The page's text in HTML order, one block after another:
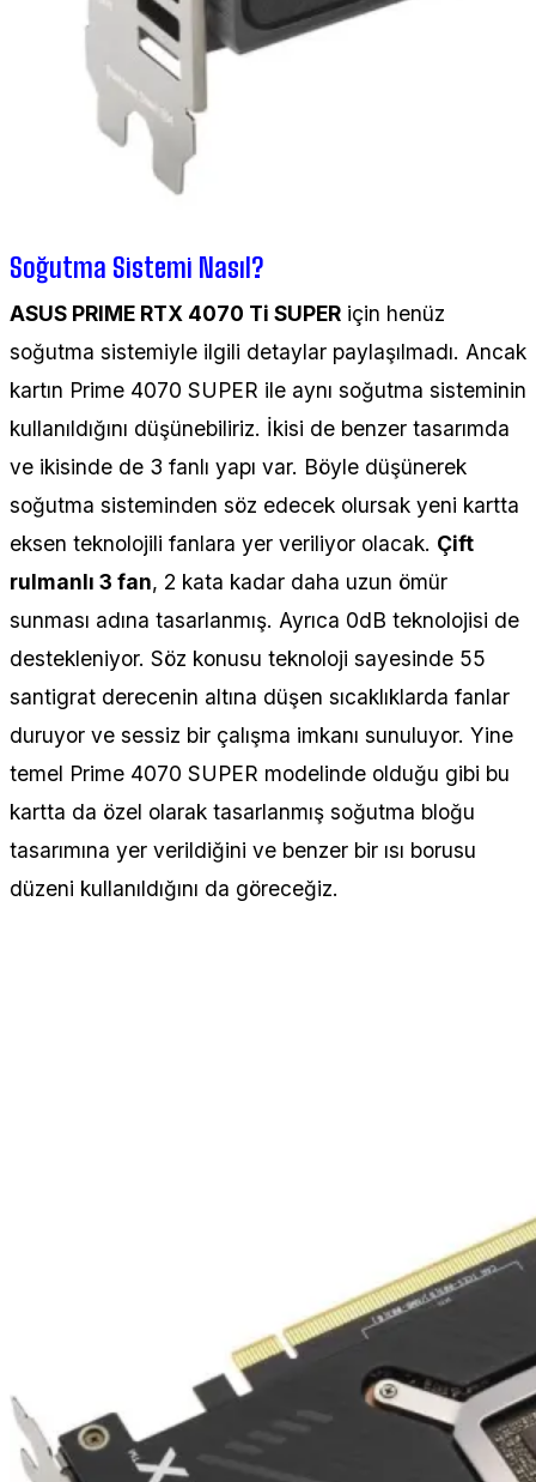
Soğutma Sistemi Nasıl?
ASUS PRIME RTX 4070 Ti SUPER için henüz
soğutma sistemiyle ilgili detaylar paylaşılmadı. Ancak
kartın Prime 4070 SUPER ile aynı soğutma sisteminin
kullanıldığını düşünebiliriz. İkisi de benzer tasarımda
ve ikisinde de 3 fanlı yapı var. Böyle düşünerek
soğutma sisteminden söz edecek olursak yeni kartta
eksen teknolojili fanlara yer veriliyor olacak. Çift
rulmanlı 3 fan, 2 kata kadar daha uzun ömür
sunması adına tasarlanmış. Ayrıca 0dB teknolojisi de
destekleniyor. Söz konusu teknoloji sayesinde 55
santigrat derecenin altına düşen sıcaklıklarda fanlar
duruyor ve sessiz bir çalışma imkanı sunuluyor. Yine
temel Prime 4070 SUPER modelinde olduğu gibi bu
kartta da özel olarak tasarlanmış soğutma bloğu
tasarımına yer verildiğini ve benzer bir ısı borusu
düzeni kullanıldığını da göreceğiz.